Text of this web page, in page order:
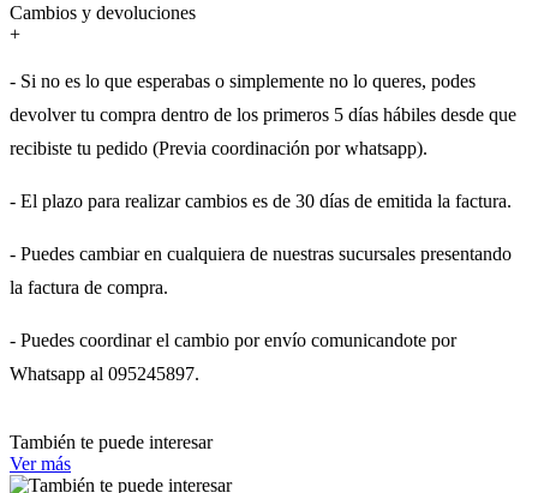
Cambios y devoluciones
+
- Si no es lo que esperabas o simplemente no lo queres, podes
devolver tu compra dentro de los primeros 5 días hábiles desde que
recibiste tu pedido (Previa coordinación por whatsapp).
- El plazo para realizar cambios es de 30 días de emitida la factura.
- Puedes cambiar en cualquiera de nuestras sucursales presentando
la factura de compra.
- Puedes coordinar el cambio por envío comunicandote por
Whatsapp al 095245897.
También te puede interesar
Ver más